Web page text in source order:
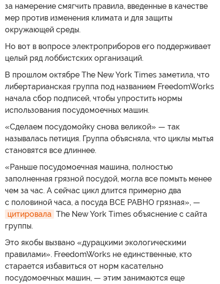
за намерение смягчить правила, введенные в качестве
мер против изменения климата и для защиты
окружающей среды.
Но вот в вопросе электроприборов его поддерживает
целый ряд лоббистских организаций.
В прошлом октябре The New York Times заметила, что
либертарианская группа под названием FreedomWorks
начала сбор подписей, чтобы упростить нормы
использования посудомоечных машин.
«Сделаем посудомойку снова великой» — так
называлась петиция. Группа объясняла, что циклы мытья
становятся все длиннее.
«Раньше посудомоечная машина, полностью
заполненная грязной посудой, могла все помыть менее
чем за час. А сейчас цикл длится примерно два
с половиной часа, а посуда ВСЕ РАВНО грязная», —
цитировала The New York Times объяснение с сайта
группы.
Это якобы вызвано «дурацкими экологическими
правилами». FreedomWorks не единственные, кто
старается избавиться от норм касательно
посудомоечных машин, — этим занимаются еще